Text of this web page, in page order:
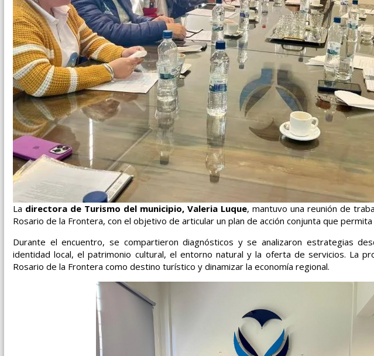
La directora de Turismo del municipio, Valeria Luque, mantuvo una reunión de
Rosario de la Frontera, con el objetivo de articular un plan de acción conjunta que
Durante el encuentro, se compartieron diagnósticos y se analizaron estrategias
identidad local, el patrimonio cultural, el entorno natural y la oferta de servicios. La
Rosario de la Frontera como destino turístico y dinamizar la economía regional.